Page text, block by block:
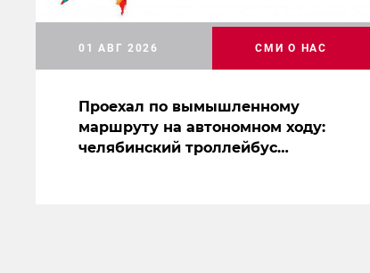
Проехал по вымышленному
маршруту на автономном ходу:
челябинский троллейбус
01 АВГ 2026 СМИ О НАС